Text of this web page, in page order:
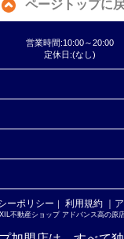
ページトップに
営業時間:10:00～20:00
定休日:(なし)
ーポリシー ｜ 利用規約 ｜
不動産ショップ アドバンス高の原